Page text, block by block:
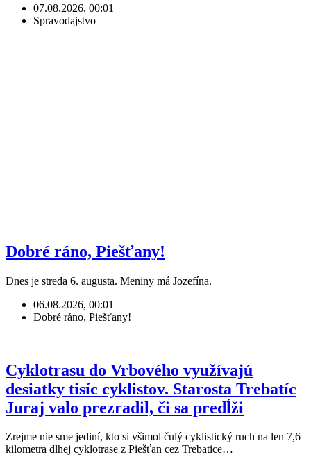
07.08.2026, 00:01
Spravodajstvo
Dobré ráno, Piešťany!
Dnes je streda 6. augusta. Meniny má Jozefína.
06.08.2026, 00:01
Dobré ráno, Piešťany!
Cyklotrasu do Vrbového využívajú
desiatky tisíc cyklistov. Starosta Trebatíc
Juraj valo prezradil, či sa predĺži
Zrejme nie sme jediní, kto si všimol čulý cyklistický ruch na len 7,6
kilometra dlhej cyklotrase z Piešťan cez Trebatice…